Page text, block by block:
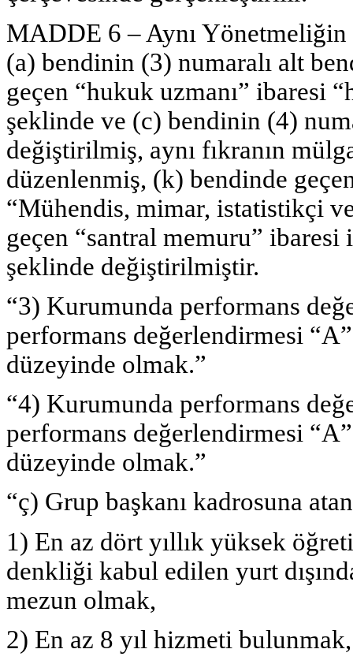
MADDE 6 – Aynı Yönetmeliğin
(a) bendinin (3) numaralı alt
geçen “hukuk uzmanı” ibaresi
şeklinde ve (c) bendinin (4)
değiştirilmiş, aynı fıkranın
düzenlenmiş, (k) bendinde
“Mühendis, mimar, istatistikçi
geçen “santral memuru”
şeklinde değiştirilmiştir.
“3) Kurumunda performans
performans değerlendirmesi
düzeyinde olmak.”
“4) Kurumunda performans
performans değerlendirmesi
düzeyinde olmak.”
“ç) Grup başkanı kadrosuna
1) En az dört yıllık yüksek
denkliği kabul edilen yurt
mezun olmak,
2) En az 8 yıl hizmeti bulunmak,